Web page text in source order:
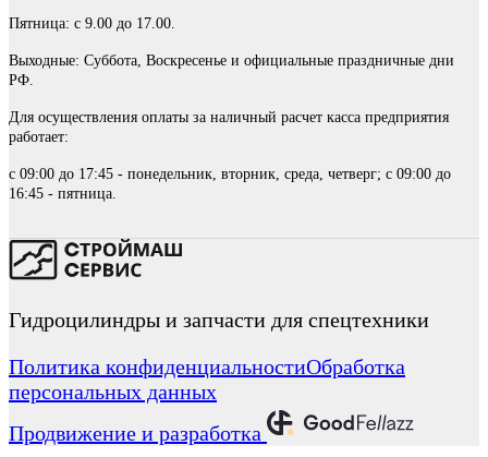
Пятница: с 9.00 до 17.00.
Выходные: Суббота, Воскресенье и официальные праздничные дни
РФ.
Для осуществления оплаты за наличный расчет касса предприятия
работает:
с 09:00 до 17:45 - понедельник, вторник, среда, четверг; с 09:00 до
16:45 - пятница.
Гидроцилиндры и запчасти для спецтехники
Политика конфиденциальностиОбработка
персональных данных
Продвижение и разработка